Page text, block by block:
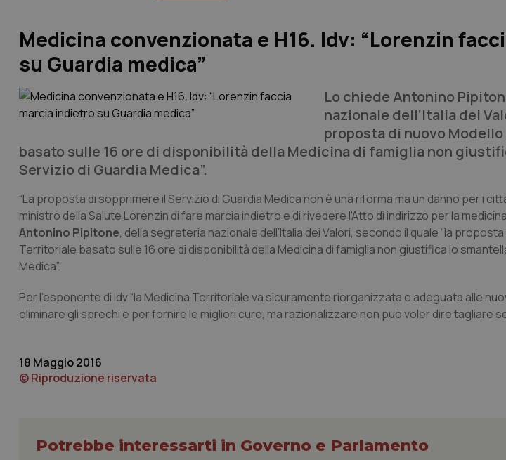
Medicina convenzionata e H16. Idv: “Lorenzin
su Guardia medica”
Lo chiede Antonino
nazionale dell’Italia dei
proposta di nuovo
basato sulle 16 ore di disponibilità della Medicina di famiglia non
Servizio di Guardia Medica”.
“La proposta di sopprimere il Servizio di Guardia Medica non è una riforma ma un danno per i
ministro della Salute Lorenzin di fare marcia indietro e di rivedere l'Atto di indirizzo per la
Antonino Pipitone, della segreteria nazionale dell’Italia dei Valori, secondo il quale “la
Territoriale basato sulle 16 ore di disponibilità della Medicina di famiglia non giustifica lo
Medica”.
Per l’esponente di Idv “la Medicina Territoriale va sicuramente riorganizzata e adeguata alle
eliminare gli sprechi e per fornire le migliori cure, ma razionalizzare non può voler dire tagliare
18 Maggio 2016
© Riproduzione riservata
Potrebbe interessarti in Governo e Parlamento